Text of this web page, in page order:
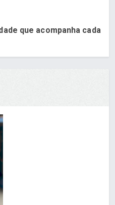
que acompanha cada